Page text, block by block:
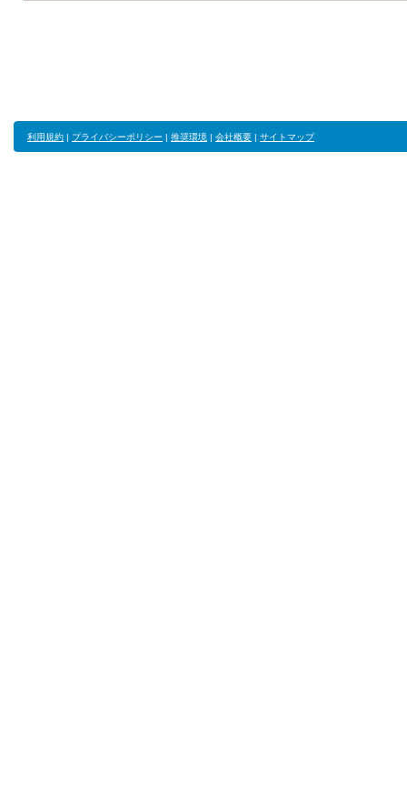
利用規約 | プライバシーポリシー | 推奨環境 | 会社概要 | サイトマップ